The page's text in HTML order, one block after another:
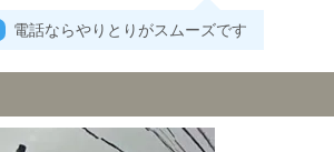
電話ならやりとりがスムーズです